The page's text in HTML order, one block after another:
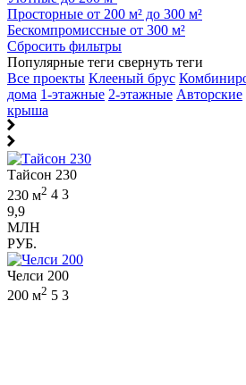
Просторные от 200 м² до 300 м²
Бескомпромиссные от 300 м²
Сбросить фильтры
Популярные теги свернуть теги
Все проекты Клееный брус
дома 1-этажные 2-этажные Авторские
крыша
Тайсон 230
230 м2 4 3
9,9
МЛН
РУБ.
Челси 200
200 м2 5 3